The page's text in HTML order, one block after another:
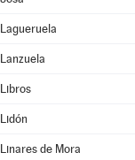
Lagueruela
Lanzuela
Libros
Lidón
Linares de Mora